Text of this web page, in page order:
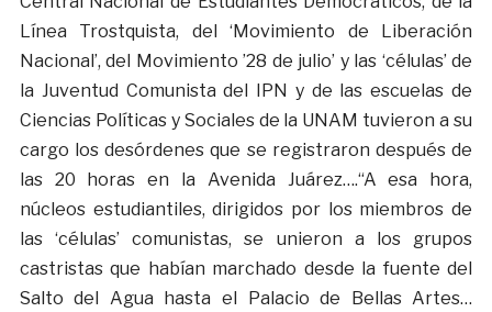
Línea Trostquista, del ‘Movimiento de Liberación
Nacional’, del Movimiento ’28 de julio’ y las ‘células’ de
la Juventud Comunista del IPN y de las escuelas de
Ciencias Políticas y Sociales de la UNAM tuvieron a su
cargo los desórdenes que se registraron después de
las 20 horas en la Avenida Juárez….“A esa hora,
núcleos estudiantiles, dirigidos por los miembros de
las ‘células’ comunistas, se unieron a los grupos
castristas que habían marchado desde la fuente del
Salto del Agua hasta el Palacio de Bellas Artes…